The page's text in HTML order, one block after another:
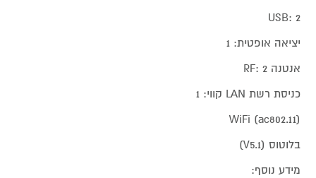
USB: 2
יציאה אופטית: 1
אנטנה RF: 2
כניסת רשת LAN קווי: 1
WiFi (ac802.11)
בלוטוס (V5.1)
מידע נוסף: